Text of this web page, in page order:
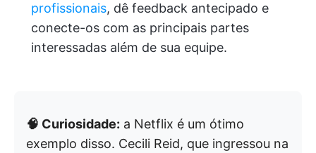
profissionais, dê feedback antecipado e
conecte-os com as principais partes
interessadas além de sua equipe.
🧠 Curiosidade: a Netflix é um ótimo
exemplo disso. Cecili Reid, que ingressou na